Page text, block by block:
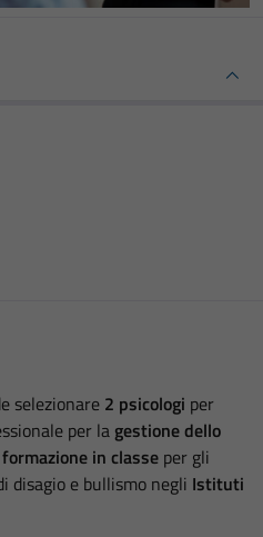
selezionare 2 psicologi per
per la gestione dello
in classe per gli
disagio e bullismo negli Istituti